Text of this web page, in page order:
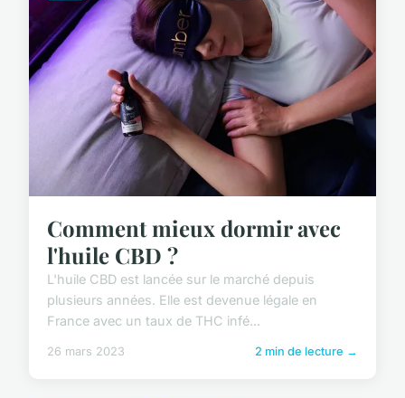
Comment mieux dormir avec
l'huile CBD ?
L'huile CBD est lancée sur le marché depuis
plusieurs années. Elle est devenue légale en
France avec un taux de THC infé...
26 mars 2023 2 min de lecture →